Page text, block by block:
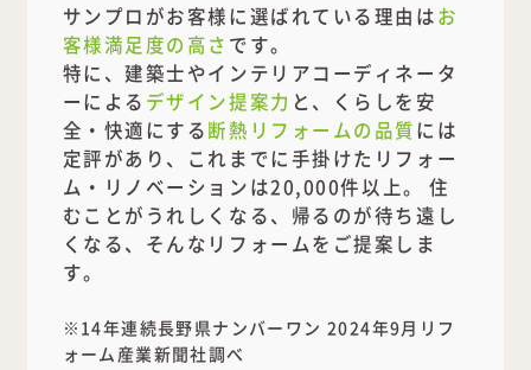
サンプロがお客様に選ばれている理由はお
客様満足度の高さ です。
特に、建築士やインテリアコーディネータ
ーによる デザイン提案力 と、くらしを安
全・快適にする断熱リフォームの品質には
定評があり、これまでに手掛けたリフォー
ム・リノベーションは20,000件以上。 住
むことがうれしくなる、帰るのが待ち遠し
くなる、そんなリフォームをご提案しま
す。
※14年連続長野県ナンバーワン 2024年9月リフ
ォーム産業新聞社調べ